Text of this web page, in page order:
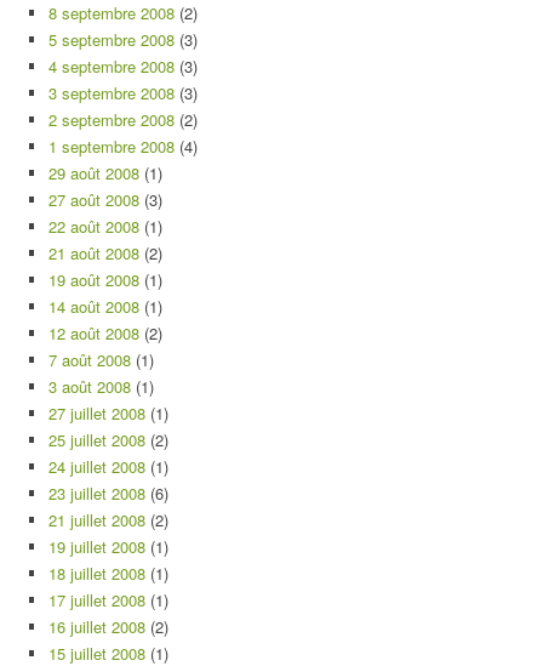
8 septembre 2008 (2)
5 septembre 2008 (3)
4 septembre 2008 (3)
3 septembre 2008 (3)
2 septembre 2008 (2)
1 septembre 2008 (4)
29 août 2008 (1)
27 août 2008 (3)
22 août 2008 (1)
21 août 2008 (2)
19 août 2008 (1)
14 août 2008 (1)
12 août 2008 (2)
7 août 2008 (1)
3 août 2008 (1)
27 juillet 2008 (1)
25 juillet 2008 (2)
24 juillet 2008 (1)
23 juillet 2008 (6)
21 juillet 2008 (2)
19 juillet 2008 (1)
18 juillet 2008 (1)
17 juillet 2008 (1)
16 juillet 2008 (2)
15 juillet 2008 (1)